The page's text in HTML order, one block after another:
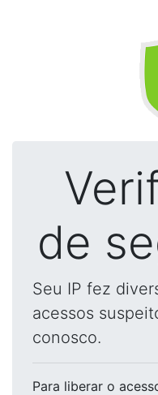
de
Seu IP fez
acessos
conosco.
Para liberar o